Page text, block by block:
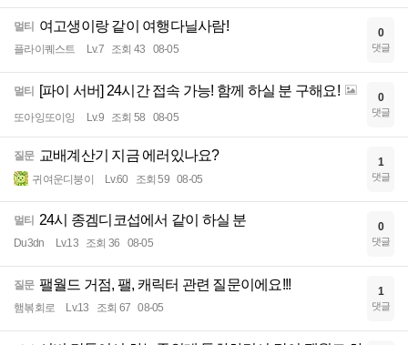
멀티 여고생이랑 같이 여행다닐사람!
플라이퀘스트 Lv.7 조회 43 08-05
0
댓글
멀티 [파이 서버] 24시간 접속 가능! 함께 하실 분 구해요!
또아잉또이잉 Lv.9 조회 58 08-05
0
댓글
질문 교배계산기 지금 에러있나요?
귀여운디붕이 Lv.60 조회 59 08-05
1
댓글
멀티 24시 종겜디코섭에서 같이 하실 분
Du3dn Lv.13 조회 36 08-05
0
댓글
질문 팰월드 거점, 팰, 캐릭터 관련 질문이에요!!!
햄볶회로 Lv.13 조회 67 08-05
1
댓글